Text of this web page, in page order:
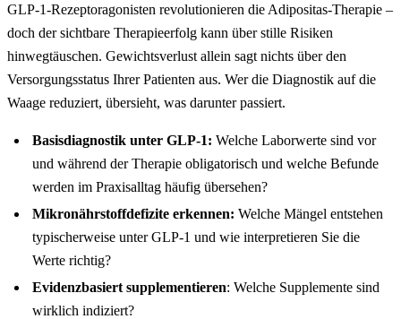
GLP-1-Rezeptoragonisten revolutionieren die Adipositas-Therapie –
doch der sichtbare Therapieerfolg kann über stille Risiken
hinwegtäuschen. Gewichtsverlust allein sagt nichts über den
Versorgungsstatus Ihrer Patienten aus. Wer die Diagnostik auf die
Waage reduziert, übersieht, was darunter passiert.
Basisdiagnostik unter GLP-1: Welche Laborwerte sind vor
und während der Therapie obligatorisch und welche Befunde
werden im Praxisalltag häufig übersehen?
Mikronährstoffdefizite erkennen: Welche Mängel entstehen
typischerweise unter GLP-1 und wie interpretieren Sie die
Werte richtig?
Evidenzbasiert supplementieren: Welche Supplemente sind
wirklich indiziert?